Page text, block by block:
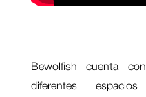
Bewolfish cuenta
diferentes